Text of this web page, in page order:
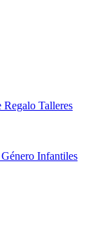
Regalo Talleres
Género Infantiles